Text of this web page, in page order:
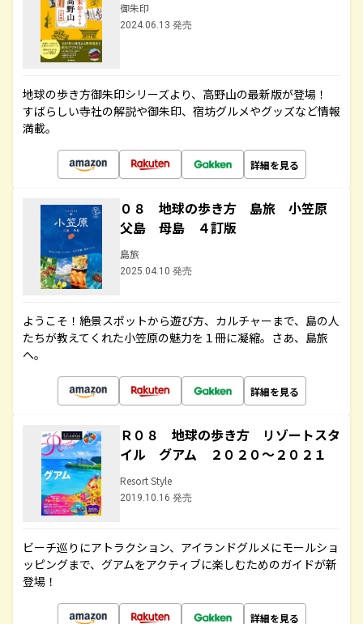
御朱印
2024.06.13 発売
地球の歩き方御朱印シリーズより、高野山の最新版が登場！
すばらしい寺社の解説や御朱印、宿坊グルメやグッズなど情報
満載。
詳細を見る
０８ 地球の歩き方 島旅 小笠原
父島 母島 ４訂版
島旅
2025.04.10 発売
ようこそ！絶景スポットから遊び方、カルチャーまで、島の人
たちが教えてくれた小笠原の魅力を１冊に凝縮。さあ、島旅
へ。
詳細を見る
Ｒ０８ 地球の歩き方 リゾートスタ
イル グアム ２０２０～２０２１
Resort Style
2019.10.16 発売
ビーチ巡りにアトラクション、アイランドグルメにモールショ
ッピングまで、グアムをアクティブに楽しむためのガイドが新
登場！
詳細を見る